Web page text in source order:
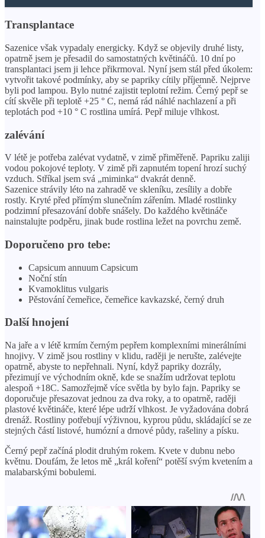
Transplantace
Sazenice však vypadaly energicky. Když se objevily druhé listy,
opatrně jsem je přesadil do samostatných květináčů. 10 dní po
transplantaci jsem ji lehce přikrmoval. Nyní jsem stál před úkolem:
vytvořit takové podmínky, aby se papriky cítily příjemně. Nejprve
byli pod lampou. Bylo nutné zajistit teplotní režim. Černý pepř se
cítí skvěle při teplotě +25 ° C, nemá rád náhlé nachlazení a při
teplotách pod +10 ° C rostlina umírá. Pepř miluje vlhkost.
zalévání
V létě je potřeba zalévat vydatně, v zimě přiměřeně. Papriku zaliji
vodou pokojové teploty. V zimě při zapnutém topení hrozí suchý
vzduch. Stříkal jsem svá „miminka“ dvakrát denně.
Sazenice strávily léto na zahradě ve skleníku, zesílily a dobře
rostly. Kryté před přímým slunečním zářením. Mladé rostlinky
podzimní přesazování dobře snášely. Do každého květináče
nainstalujte podpěru, jinak bude rostlina ležet na povrchu země.
Doporučeno pro tebe:
Capsicum annuum Capsicum
Noční stín
Kvamoklitus vulgaris
Pěstování čemeřice, čemeřice kavkazské, černý druh
Další hnojení
Na jaře a v létě krmím černým pepřem komplexními minerálními
hnojivy. V zimě jsou rostliny v klidu, raději je nerušte, zalévejte
opatrně, abyste to nepřehnali. Nyní, když papriky dozrály,
přezimují ve východním okně, kde se snažím udržovat teplotu
alespoň +18C. Samozřejmě více světla by bylo fajn. Papriky se
doporučuje přesazovat jednou za dva roky, a to opatrně, raději
plastové květináče, které lépe udrží vlhkost. Je vyžadována dobrá
drenáž. Rostliny potřebují výživnou, kyprou půdu, skládající se ze
stejných částí listové, humózní a drnové půdy, rašeliny a písku.
Černý pepř začíná plodit druhým rokem. Kvete v dubnu nebo
květnu. Doufám, že letos mě „král koření“ potěší svým kvetením a
malabarskými bobulemi.